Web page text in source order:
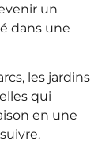
un
dans une
les jardins
qui
en une